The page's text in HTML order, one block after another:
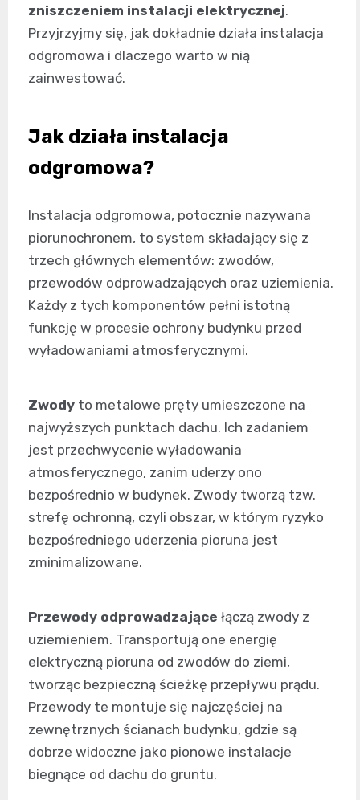
zniszczeniem instalacji elektrycznej.
Przyjrzyjmy się, jak dokładnie działa instalacja
odgromowa i dlaczego warto w nią
zainwestować.
Jak działa instalacja
odgromowa?
Instalacja odgromowa, potocznie nazywana
piorunochronem, to system składający się z
trzech głównych elementów: zwodów,
przewodów odprowadzających oraz uziemienia.
Każdy z tych komponentów pełni istotną
funkcję w procesie ochrony budynku przed
wyładowaniami atmosferycznymi.
Zwody to metalowe pręty umieszczone na
najwyższych punktach dachu. Ich zadaniem
jest przechwycenie wyładowania
atmosferycznego, zanim uderzy ono
bezpośrednio w budynek. Zwody tworzą tzw.
strefę ochronną, czyli obszar, w którym ryzyko
bezpośredniego uderzenia pioruna jest
zminimalizowane.
Przewody odprowadzające łączą zwody z
uziemieniem. Transportują one energię
elektryczną pioruna od zwodów do ziemi,
tworząc bezpieczną ścieżkę przepływu prądu.
Przewody te montuje się najczęściej na
zewnętrznych ścianach budynku, gdzie są
dobrze widoczne jako pionowe instalacje
biegnące od dachu do gruntu.